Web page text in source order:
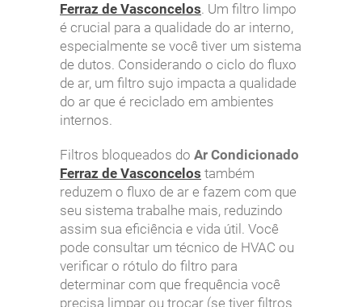
Ferraz de Vasconcelos. Um filtro limpo
é crucial para a qualidade do ar interno,
especialmente se você tiver um sistema
de dutos. Considerando o ciclo do fluxo
de ar, um filtro sujo impacta a qualidade
do ar que é reciclado em ambientes
internos.
Filtros bloqueados do Ar Condicionado
Ferraz de Vasconcelos também
reduzem o fluxo de ar e fazem com que
seu sistema trabalhe mais, reduzindo
assim sua eficiência e vida útil. Você
pode consultar um técnico de HVAC ou
verificar o rótulo do filtro para
determinar com que frequência você
precisa limpar ou trocar (se tiver filtros